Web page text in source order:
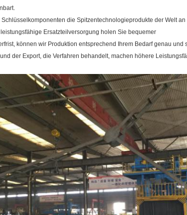
die Spitzentechnologieprodukte der Welt an
Ersatzteilversorgung holen Sie bequemer
können wir Produktion entsprechend Ihrem Bedarf genau und
der Export, die Verfahren behandelt, machen höhere